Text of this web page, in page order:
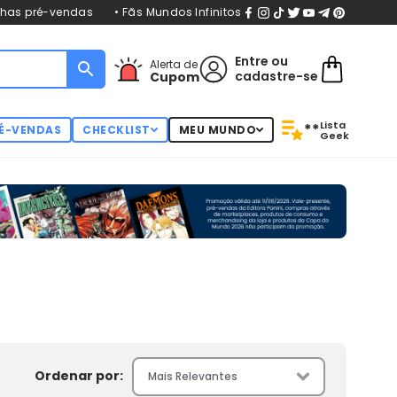
pré-vendas • Fãs Mundos Infinitos
Alerta de
Cupom
Entre ou
cadastre-se
VENDAS CHECKLIST MEU MUNDO **Lista
Geek
Ordenar por: